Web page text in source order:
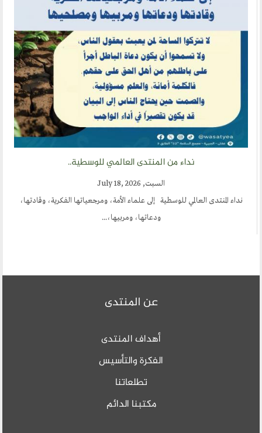
نداء من المنتدى العالمي للوسطية..
السبت, July 18, 2026
نداء المنتدى العالمي للوسطية إلى علماء الأمة، ومرجعياتها الفكرية، وقادتها،
ودعاتها، ومربيها،...
عن المنتدى
أهداف المنتدى
الفكرة والتأسيس
تطلعاتنا
مكتبنا الدائم